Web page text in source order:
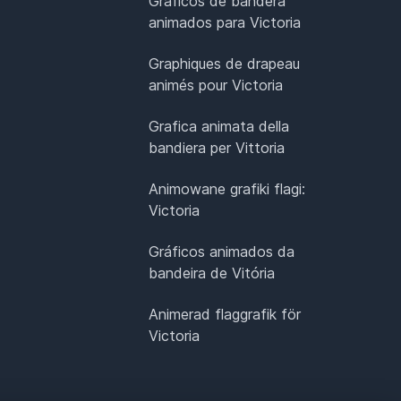
animados para Victoria
Graphiques de drapeau
animés pour Victoria
Grafica animata della
bandiera per Vittoria
Animowane grafiki flagi:
Victoria
Gráficos animados da
bandeira de Vitória
Animerad flaggrafik för
Victoria